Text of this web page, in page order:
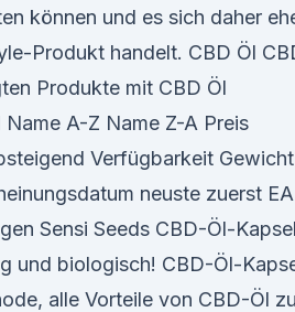
können und es sich daher
Produkt handelt. CBD Öl
Produkte mit CBD Öl
A-Z Name Z-A Preis
Verfügbarkeit Gewicht
neuste zuerst
Sensi Seeds CBD-Öl-
und biologisch! CBD-Öl-
alle Vorteile von CBD-Öl zu